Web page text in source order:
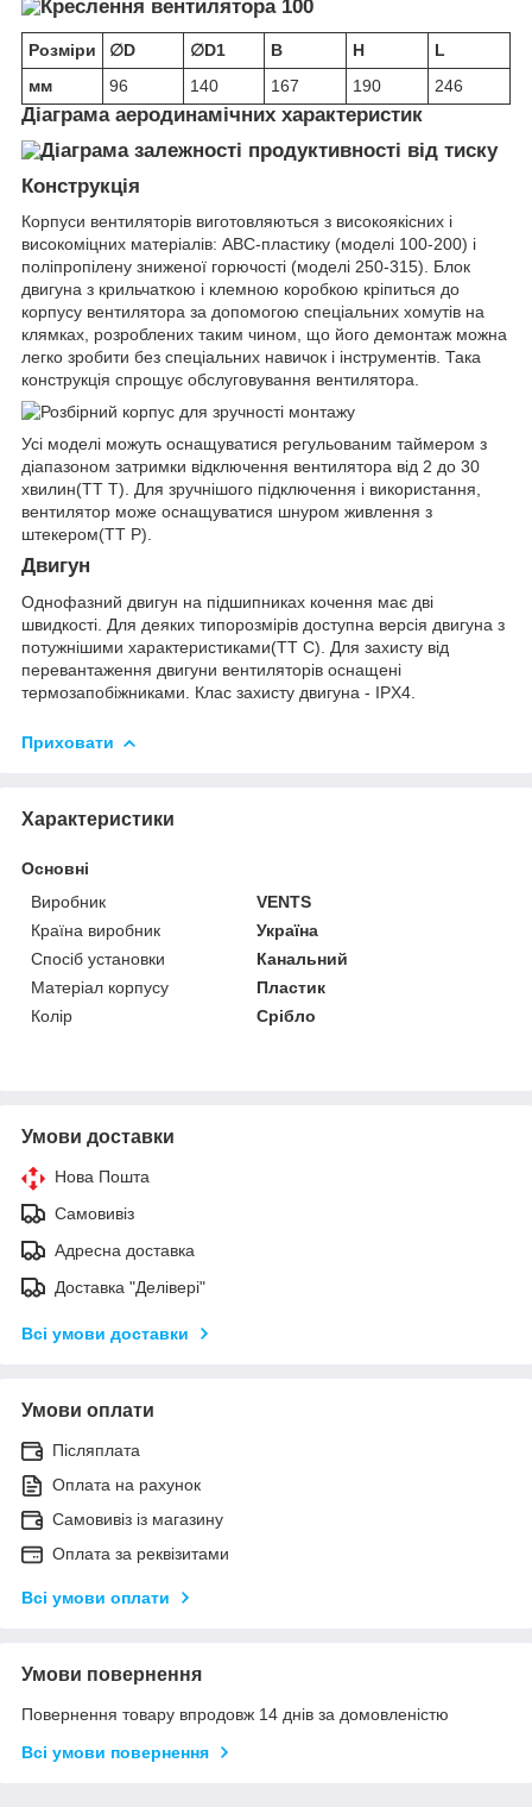
Розміри ∅D ∅D1 В Н
L
мм
96 140 167 190 246
Діаграма аеродинамічних характеристик
Конструкція
Корпуси вентиляторів виготовляються з високоякісних і
високоміцних матеріалів: ABС-пластику (моделі 100-200) і
поліпропілену зниженої горючості (моделі 250-315). Блок
двигуна з крильчаткою і клемною коробкою кріпиться до
корпусу вентилятора за допомогою спеціальних хомутів на
клямках, розроблених таким чином, що його демонтаж можна
легко зробити без спеціальних навичок і інструментів. Така
конструкція спрощує обслуговування вентилятора.
Усі моделі можуть оснащуватися регульованим таймером з
діапазоном затримки відключення вентилятора від 2 до 30
хвилин(ТТ Т). Для зручнішого підключення і використання,
вентилятор може оснащуватися шнуром живлення з
штекером(ТТ Р).
Двигун
Однофазний двигун на підшипниках кочення має дві
швидкості. Для деяких типорозмірів доступна версія двигуна з
потужнішими характеристиками(ТТ С). Для захисту від
перевантаження двигуни вентиляторів оснащені
термозапобіжниками. Клас захисту двигуна - IPX4.
Приховати
Характеристики
Основні
Виробник
VENTS
Країна виробник
Україна
Спосіб установки
Канальний
Матеріал корпусу
Пластик
Колір
Срібло
Умови доставки
Нова Пошта
Самовивіз
Адресна доставка
Доставка "Делівері"
Всі умови доставки
Умови оплати
Післяплата
Оплата на рахунок
Самовивіз із магазину
Оплата за реквізитами
Всі умови оплати
Умови повернення
Повернення товару впродовж 14 днів за домовленістю
Всі умови повернення